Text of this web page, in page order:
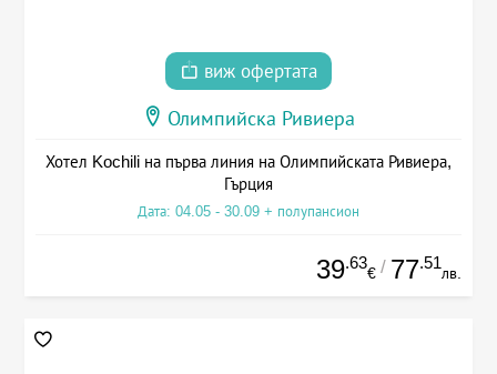
виж офертата
Олимпийска Ривиера
Хотел Kochili на първа линия на Олимпийската Ривиера,
Гърция
Дата: 04.05 - 30.09 + полупансион
39.63
€ / 77.51
лв.